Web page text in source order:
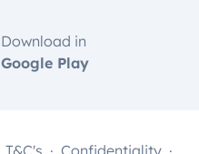
Download in
Google Play